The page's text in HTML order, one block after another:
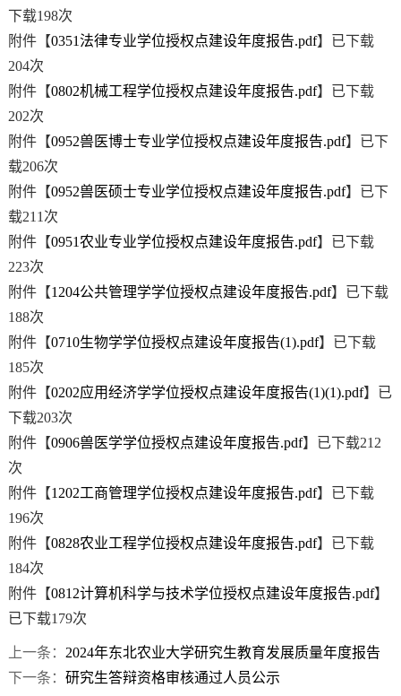
下载198次
附件【0351法律专业学位授权点建设年度报告.pdf】已下载
204次
附件【0802机械工程学位授权点建设年度报告.pdf】已下载
202次
附件【0952兽医博士专业学位授权点建设年度报告.pdf】已下
载206次
附件【0952兽医硕士专业学位授权点建设年度报告.pdf】已下
载211 次
附件【0951农业专业学位授权点建设年度报告.pdf】已下载
223次
附件【1204公共管理学学位授权点建设年度报告.pdf】已下载
188次
附件【0710生物学学位授权点建设年度报告(1).pdf】已下载
185次
附件【0202应用经济学学位授权点建设年度报告(1)(1).pdf】已
下载203次
附件【0906兽医学学位授权点建设年度报告.pdf】已下载212
次
附件【1202工商管理学位授权点建设年度报告.pdf】已下载
196次
附件【0828农业工程学位授权点建设年度报告.pdf】已下载
184次
附件【0812计算机科学与技术学位授权点建设年度报告.pdf】
已下载179次
上一条： 2024年东北农业大学研究生教育发展质量年度报告
下一条： 研究生答辩资格审核通过人员公示